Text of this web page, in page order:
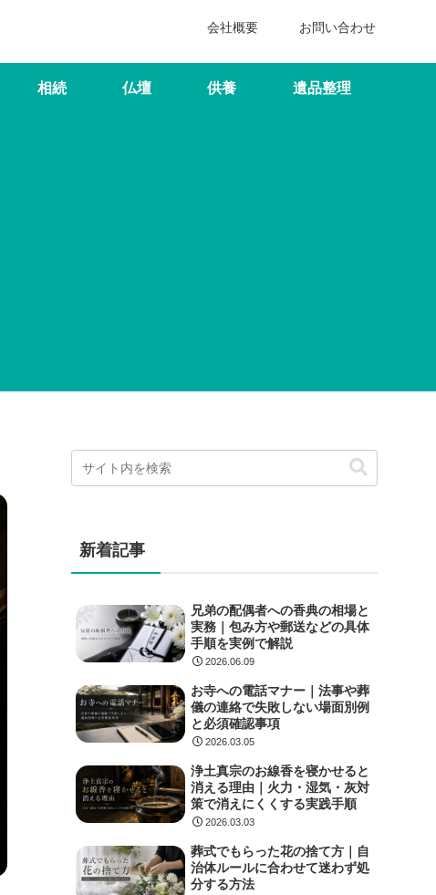
会社概要 お問い合わせ
相続 仏壇 供養 遺品整理
新着記事
兄弟の配偶者への香典の相場と
実務｜包み方や郵送などの具体
手順を実例で解説
2026.06.09
お寺への電話マナー｜法事や葬
儀の連絡で失敗しない場面別例
と必須確認事項
2026.03.05
浄土真宗のお線香を寝かせると
消える理由｜火力・湿気・灰対
策で消えにくくする実践手順
2026.03.03
葬式でもらった花の捨て方｜自
治体ルールに合わせて迷わず処
分する方法